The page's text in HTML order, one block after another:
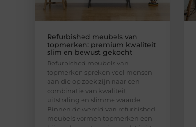
Refurbished meubels van
topmerken: premium kwaliteit
slim en bewust gekocht
Refurbished meubels van
topmerken spreken veel mensen
aan die op zoek zijn naar een
combinatie van kwaliteit,
uitstraling en slimme waarde.
Binnen de wereld van refurbished
meubels vormen topmerken een